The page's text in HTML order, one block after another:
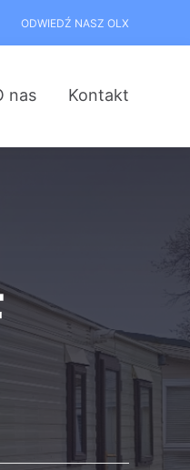
ODWIEDŹ NASZ OLX
nas Kontakt